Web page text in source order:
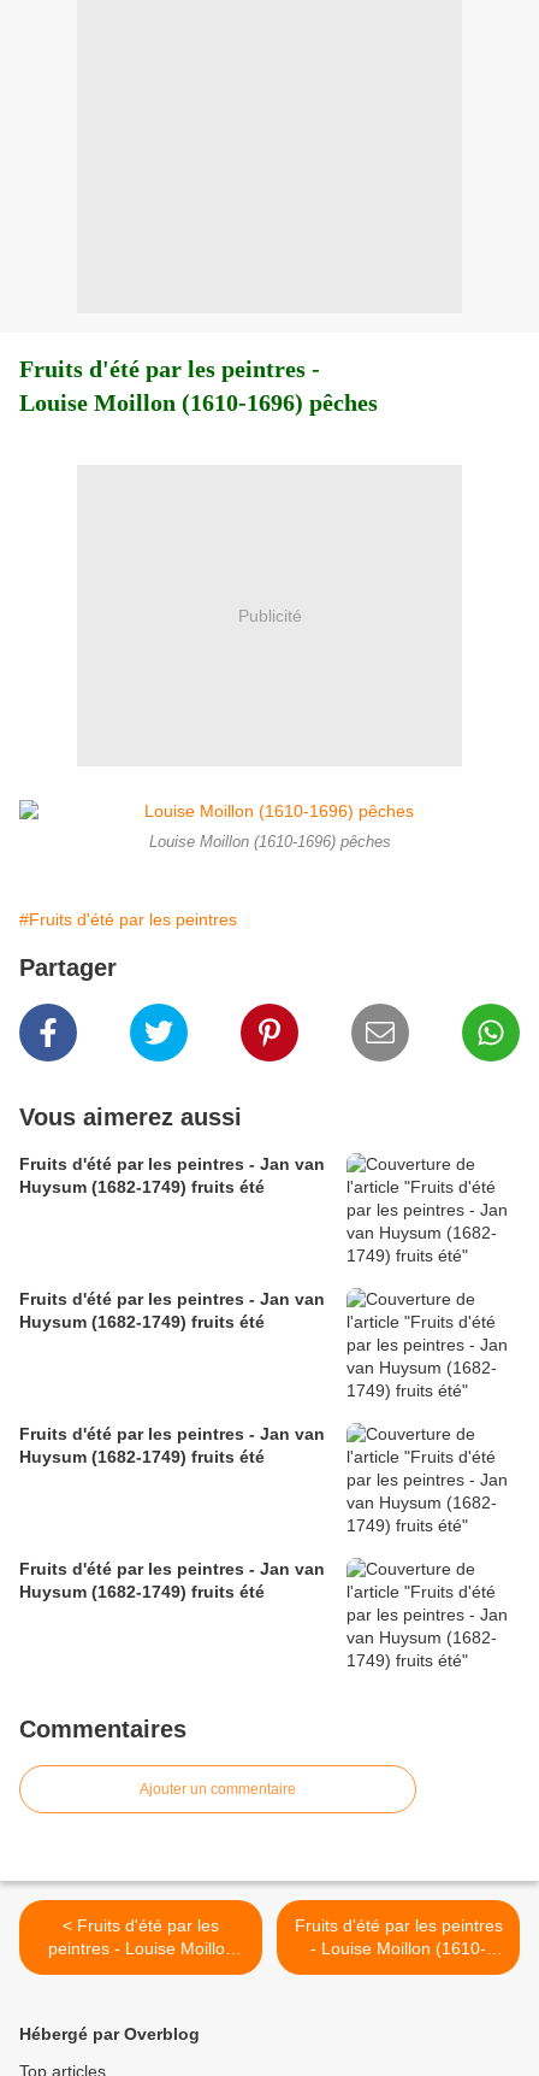
Fruits d'été par les peintres -
Louise Moillon (1610-1696) pêches
Publicité
Louise Moillon (1610-1696) pêches
#Fruits d'été par les peintres
Partager
Vous aimerez aussi
Fruits d'été par les peintres - Jan van
Huysum (1682-1749) fruits été
Fruits d'été par les peintres - Jan van
Huysum (1682-1749) fruits été
Fruits d'été par les peintres - Jan van
Huysum (1682-1749) fruits été
Fruits d'été par les peintres - Jan van
Huysum (1682-1749) fruits été
Commentaires
Ajouter un commentaire
< Fruits d'été par les
peintres - Louise Moillon
(1610-1696) panier
Fruits d'été par les peintres
- Louise Moillon (1610-
1696) pêches et prunes >
Hébergé par Overblog
Top articles